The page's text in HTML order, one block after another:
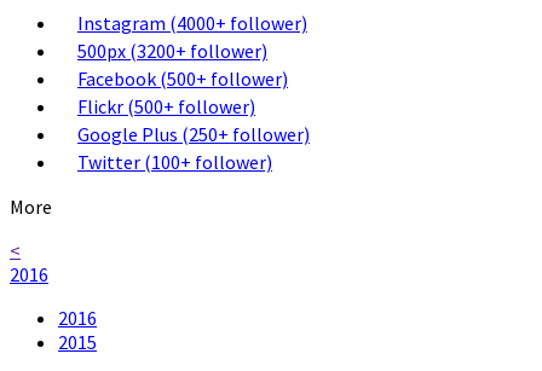
Instagram (4000+ follower)
500px (3200+ follower)
Facebook (500+ follower)
Flickr (500+ follower)
Google Plus (250+ follower)
Twitter (100+ follower)
More
<
2016
2016
2015